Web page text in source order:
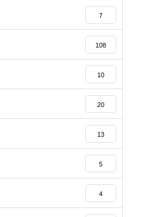
7
108
10
20
13
5
4